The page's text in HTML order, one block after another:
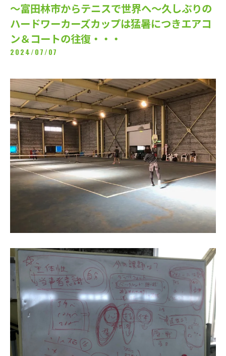
～富田林市からテニスで世界へ～久しぶりの
ハードワーカーズカップは猛暑につきエアコ
ン＆コートの往復・・・
2024/07/07